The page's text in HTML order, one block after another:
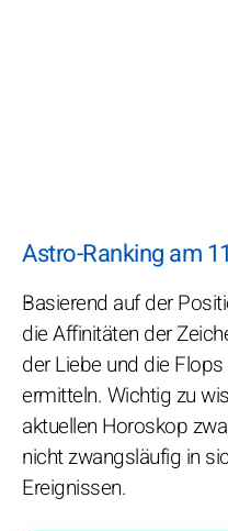
Astro-Ranking am
Basierend auf der
die Affinitäten der
der Liebe und die
ermitteln. Wichtig zu
aktuellen Horoskop
nicht zwangsläufig in
Ereignissen.